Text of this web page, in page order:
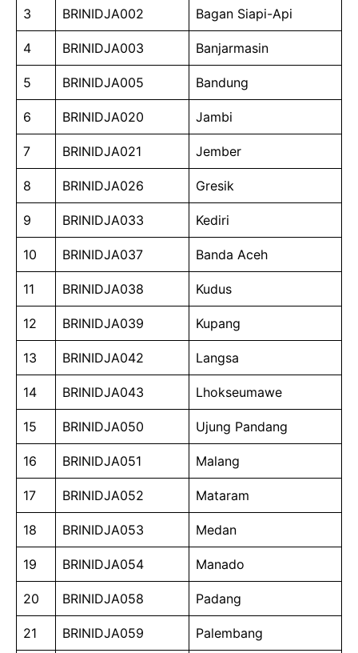
3 BRINIDJA002 Bagan Siapi-Api
4 BRINIDJA003 Banjarmasin
5 BRINIDJA005 Bandung
6 BRINIDJA020 Jambi
7 BRINIDJA021 Jember
8 BRINIDJA026 Gresik
9 BRINIDJA033 Kediri
10 BRINIDJA037 Banda Aceh
11 BRINIDJA038 Kudus
12 BRINIDJA039 Kupang
13 BRINIDJA042 Langsa
14 BRINIDJA043 Lhokseumawe
15 BRINIDJA050 Ujung Pandang
16 BRINIDJA051 Malang
17 BRINIDJA052 Mataram
18 BRINIDJA053 Medan
19 BRINIDJA054 Manado
20 BRINIDJA058 Padang
21 BRINIDJA059 Palembang